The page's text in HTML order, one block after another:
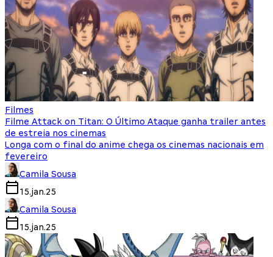
Filmes
Filme Attack on Titan: O Último Ataque ganha trailer antes
de estreia nos cinemas
Longa com o final do anime chega os cinemas nacionais em
fevereiro
Camila Sousa
15.jan.25
Camila Sousa
15.jan.25